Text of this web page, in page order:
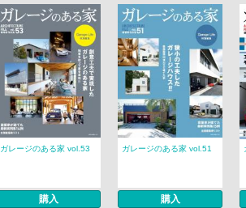
ガレージのある家 vol.53
購入
ガレージのある家 vol.51
購入